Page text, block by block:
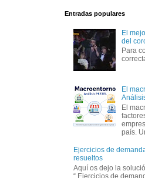
Entradas populares
El
del
Para
El
El
país.
Ejercicios de
resueltos
Aquí os dejo la
“ Ejercicios de